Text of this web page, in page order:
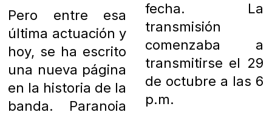
Pero entre esa
última actuación y
hoy, se ha escrito
una nueva página
en la historia de la
banda. Paranoia
fecha. La
transmisión
comenzaba a
transmitirse el 29
de octubre a las 6
p.m.